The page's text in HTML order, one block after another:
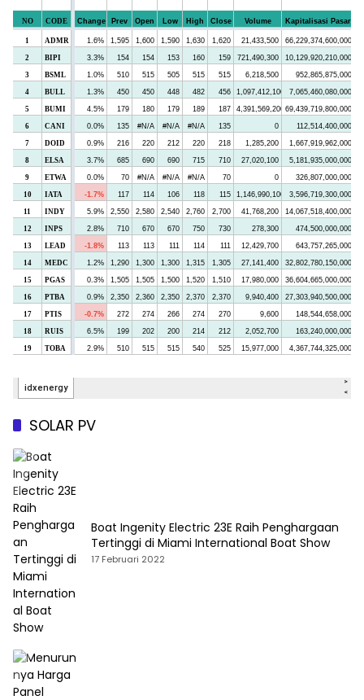
SOLAR PV
Boat Ingenity Electric 23E Raih Penghargaan
Tertinggi di Miami International Boat Show
17 Februari 2022